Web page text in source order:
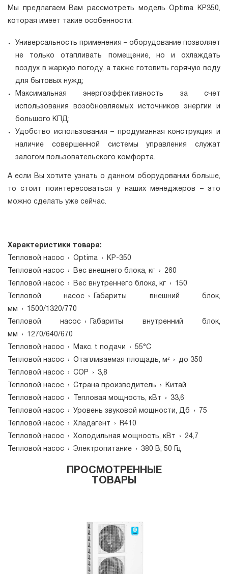
Мы предлагаем Вам рассмотреть модель Optima KP350,
которая имеет такие особенности:
Универсальность применения – оборудование позволяет
не только отапливать помещение, но и охлаждать
воздух в жаркую погоду, а также готовить горячую воду
для бытовых нужд;
Максимальная энергоэффективность за счет
использования возобновляемых источников энергии и
большого КПД;
Удобство использования – продуманная конструкция и
наличие совершенной системы управления служат
залогом пользовательского комфорта.
А если Вы хотите узнать о данном оборудовании больше,
то стоит поинтересоваться у наших менеджеров – это
можно сделать уже сейчас.
Характеристики товара:
Тепловой насос
› Optima ›
КР-350
Тепловой насос
› Вес внешнего блока, кг ›
260
Тепловой насос
› Вес внутреннего блока, кг ›
150
Тепловой насос
›
Габариты внешний блок,
мм
›
1500/1320/770
Тепловой насос
›
Габариты внутренний блок,
мм
›
1270/640/670
Тепловой насос
› Макс. t подачи ›
55°С
Тепловой насос
› Отапливаемая площадь, м² ›
до 350
Тепловой насос
› СОР ›
3,8
Тепловой насос
› Страна производитель ›
Китай
Тепловой насос
› Тепловая мощность, кВт ›
33,6
Тепловой насос
› Уровень звуковой мощности, Дб ›
75
Тепловой насос
› Хладагент ›
R410
Тепловой насос
› Холодильная мощность, кВт ›
24,7
Тепловой насос
› Электропитание › 380 В; 50 Гц
ПРОСМОТРЕННЫЕ
ТОВАРЫ